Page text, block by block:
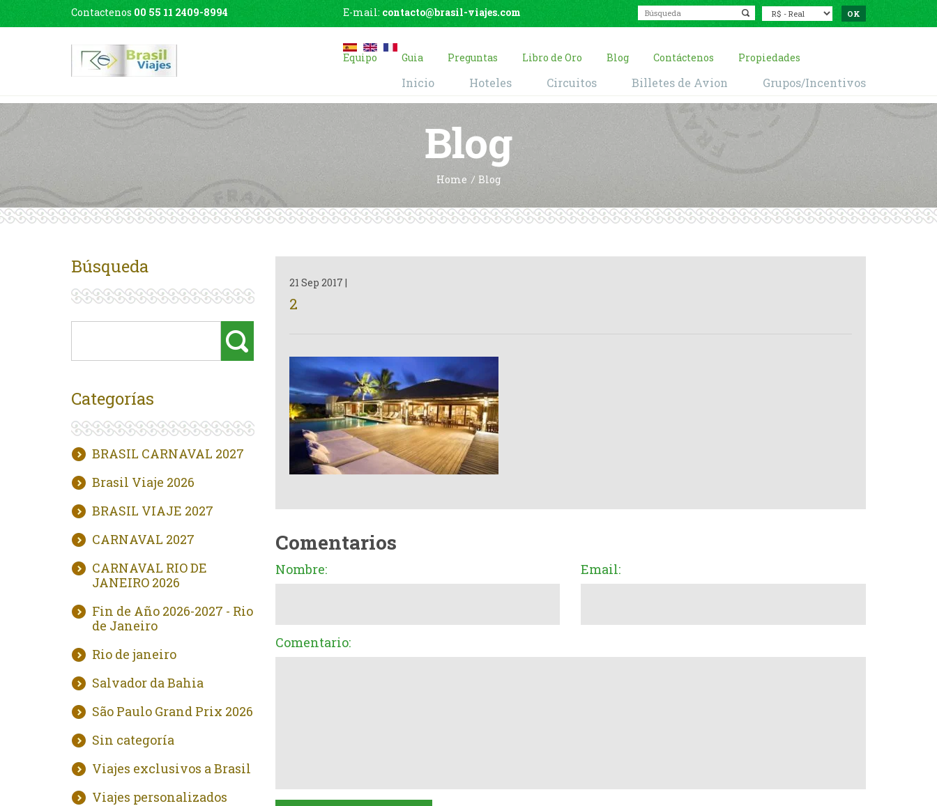
Contactenos 00 55 11 2409-8994 E-mail: contacto@brasil-viajes.com
Equipo Guia Preguntas Libro de Oro Blog Contáctenos Propiedades
Inicio Hoteles Circuitos Billetes de Avion Grupos/Incentivos
Blog
Home Blog
Búsqueda
Categorías
BRASIL CARNAVAL 2027
Brasil Viaje 2026
BRASIL VIAJE 2027
CARNAVAL 2027
CARNAVAL RIO DE
JANEIRO 2026
Fin de Año 2026-2027 - Rio
de Janeiro
Rio de janeiro
Salvador da Bahia
São Paulo Grand Prix 2026
Sin categoría
Viajes exclusivos a Brasil
Viajes personalizados
21 Sep 2017 |
2
Comentarios
Nombre: Email:
Comentario: